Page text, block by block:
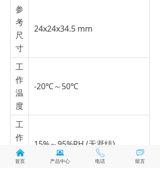
参
考
尺
寸
24x24x34.5 mm
工
作
温
度
-20℃～50℃
工
作
湿
度
15%～95%RH (无凝结)
낀
首页
뀵
产品中心
ꂅ
电话
ꀃ
留言